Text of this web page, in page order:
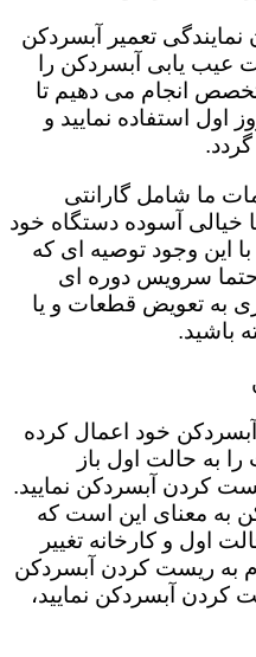
به عنوان نمایندگی تعمیر آبسردکن
خدمات عیب یابی آبسردکن را
انجام می دهیم تا
اول استفاده نمایید و
ما شامل گارانتی
آسوده دستگاه خود
این وجود توصیه ای که
سرویس دوره ای
به تعویض قطعات و یا
باشید.
خود اعمال کرده
به حالت اول باز
کردن آبسردکن نمایید.
به معنای این است که
اول و کارخانه تغییر
به ریست کردن آبسردکن
کردن آبسردکن نمایید،